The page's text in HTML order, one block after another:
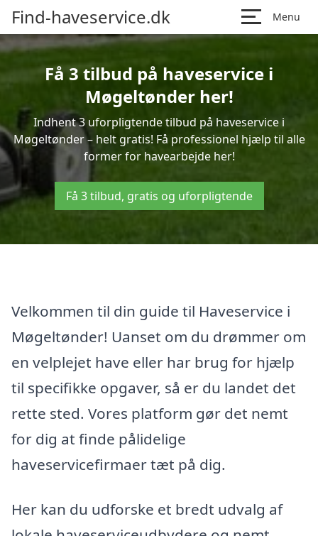
Find-haveservice.dk Menu
Få 3 tilbud på haveservice i
Møgeltønder her!
Indhent 3 uforpligtende tilbud på haveservice i
Møgeltønder – helt gratis! Få professionel hjælp til alle
former for havearbejde her!
Få 3 tilbud, gratis og uforpligtende
Velkommen til din guide til Haveservice i
Møgeltønder! Uanset om du drømmer om
en velplejet have eller har brug for hjælp
til specifikke opgaver, så er du landet det
rette sted. Vores platform gør det nemt
for dig at finde pålidelige
haveservicefirmaer tæt på dig.
Her kan du udforske et bredt udvalg af